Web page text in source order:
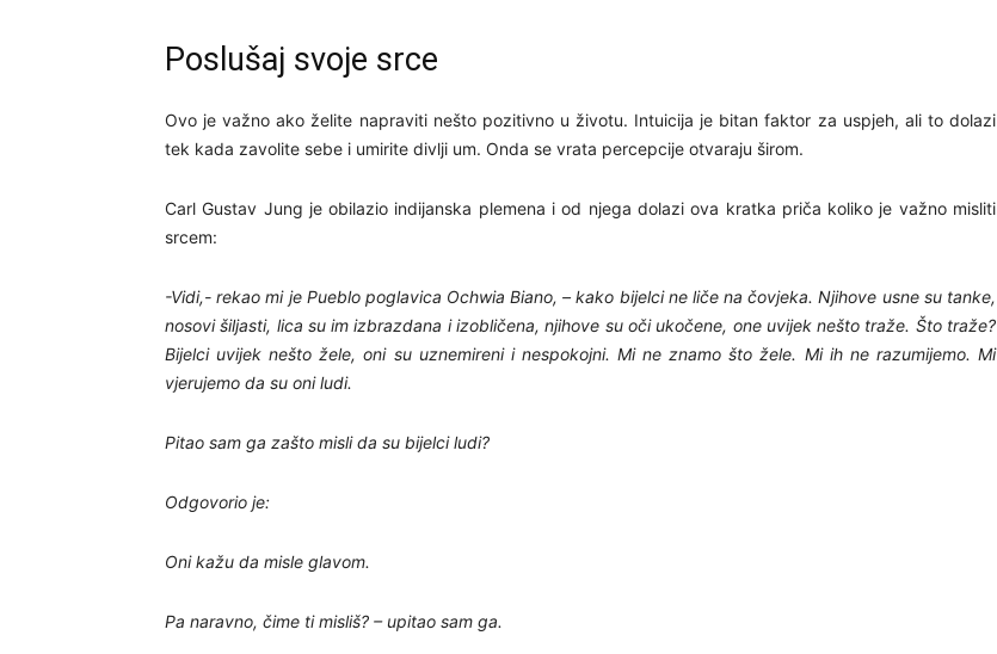
Poslušaj svoje srce
Ovo je važno ako želite napraviti nešto pozitivno u životu. Intuicija je bitan faktor za uspjeh, ali to dolazi
tek kada zavolite sebe i umirite divlji um. Onda se vrata percepcije otvaraju širom.
Carl Gustav Jung je obilazio indijanska plemena i od njega dolazi ova kratka priča koliko je važno misliti
srcem:
-Vidi,- rekao mi je Pueblo poglavica Ochwia Biano, – kako bijelci ne liče na čovjeka. Njihove usne su tanke,
nosovi šiljasti, lica su im izbrazdana i izobličena, njihove su oči ukočene, one uvijek nešto traže. Što traže?
Bijelci uvijek nešto žele, oni su uznemireni i nespokojni. Mi ne znamo što žele. Mi ih ne razumijemo. Mi
vjerujemo da su oni ludi.
Pitao sam ga zašto misli da su bijelci ludi?
Odgovorio je:
Oni kažu da misle glavom.
Pa naravno, čime ti misliš? – upitao sam ga.